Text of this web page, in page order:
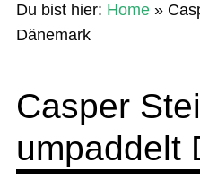
SUP-Events
Das Magazin
Du bist hier: Home»
Dänemark
Casper
umpaddelt